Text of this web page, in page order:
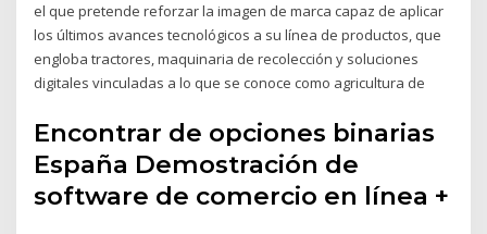
el que pretende reforzar la imagen de marca capaz de aplicar
los últimos avances tecnológicos a su línea de productos, que
engloba tractores, maquinaria de recolección y soluciones
digitales vinculadas a lo que se conoce como agricultura de
Encontrar de opciones binarias
España Demostración de
software de comercio en línea +